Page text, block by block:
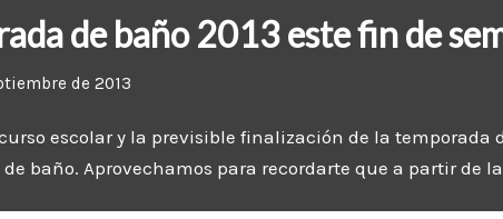
de baño 2013 este fin de
de 2013
escolar y la previsible finalización de la temporada
baño. Aprovechamos para recordarte que a partir de